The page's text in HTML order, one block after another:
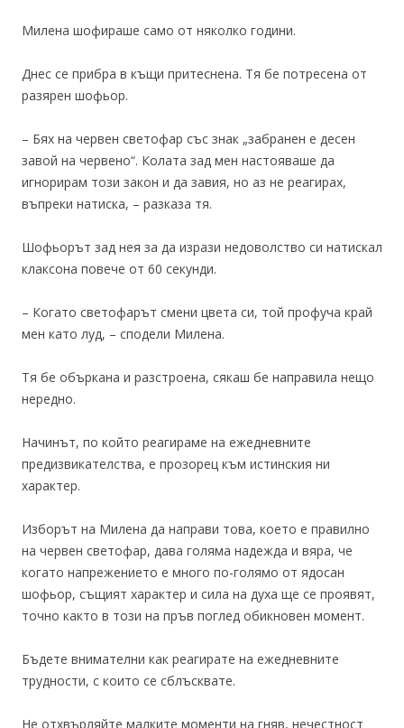
Милена шофираше само от няколко години.
Днес се прибра в къщи притеснена. Тя бе потресена от
разярен шофьор.
– Бях на червен светофар със знак „забранен е десен
завой на червено“. Колата зад мен настояваше да
игнорирам този закон и да завия, но аз не реагирах,
въпреки натиска, – разказа тя.
Шофьорът зад нея за да изрази недоволство си натискал
клаксона повече от 60 секунди.
– Когато светофарът смени цвета си, той профуча край
мен като луд, – сподели Милена.
Тя бе объркана и разстроена, сякаш бе направила нещо
нередно.
Начинът, по който реагираме на ежедневните
предизвикателства, е прозорец към истинския ни
характер.
Изборът на Милена да направи това, което е правилно
на червен светофар, дава голяма надежда и вяра, че
когато напрежението е много по-голямо от ядосан
шофьор, същият характер и сила на духа ще се проявят,
точно както в този на пръв поглед обикновен момент.
Бъдете внимателни как реагирате на ежедневните
трудности, с които се сблъсквате.
Не отхвърляйте малките моменти на гняв, нечестност